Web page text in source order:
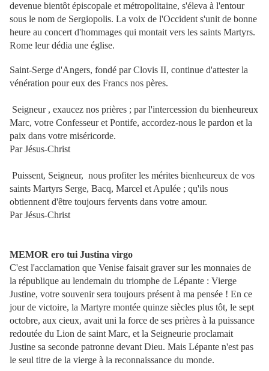
devenue bientôt épiscopale et métropolitaine, s'éleva à l'entour
sous le nom de Sergiopolis. La voix de l'Occident s'unit de bonne
heure au concert d'hommages qui montait vers les saints Martyrs.
Rome leur dédia une église.
Saint-Serge d'Angers, fondé par Clovis II, continue d'attester la
vénération pour eux des Francs nos pères.
Seigneur , exaucez nos prières ; par l'intercession du bienheureux
Marc, votre Confesseur et Pontife, accordez-nous le pardon et la
paix dans votre miséricorde.
Par Jésus-Christ
Puissent, Seigneur, nous profiter les mérites bienheureux de vos
saints Martyrs Serge, Bacq, Marcel et Apulée ; qu'ils nous
obtiennent d'être toujours fervents dans votre amour.
Par Jésus-Christ
MEMOR ero tui Justina virgo
C'est l'acclamation que Venise faisait graver sur les monnaies de
la république au lendemain du triomphe de Lépante : Vierge
Justine, votre souvenir sera toujours présent à ma pensée ! En ce
jour de victoire, la Martyre montée quinze siècles plus tôt, le sept
octobre, aux cieux, avait uni la force de ses prières à la puissance
redoutée du Lion de saint Marc, et la Seigneurie proclamait
Justine sa seconde patronne devant Dieu. Mais Lépante n'est pas
le seul titre de la vierge à la reconnaissance du monde.